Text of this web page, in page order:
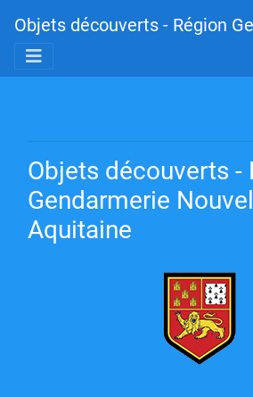
Objets découverts - Région
Objets découverts -
Gendarmerie
Aquitaine